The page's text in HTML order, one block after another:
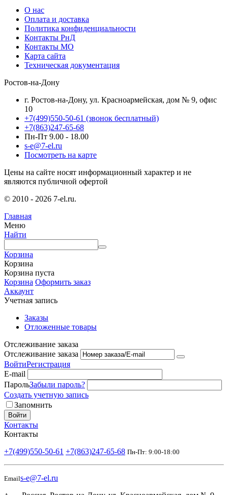
О нас
Оплата и доставка
Политика конфиденциальности
Контакты РнД
Контакты МО
Карта сайта
Техническая документация
Ростов-на-Дону
г. Ростов-на-Дону, ул. Красноармейская, дом № 9, офис
10
+7(499)550-50-61 (звонок бесплатный)
+7(863)247-65-68
Пн-Пт 9.00 - 18.00
s-e@7-el.ru
Посмотреть на карте
Цены на сайте носят информационный характер и не
являются публичной офертой
© 2010 - 2026 7-el.ru.
Главная
Меню
Найти
Корзина
Корзина
Корзина пуста
Корзина Оформить заказ
Аккаунт
Учетная запись
Заказы
Отложенные товары
Отслеживание заказа
Отслеживание заказа
ВойтиРегистрация
E-mail
ПарольЗабыли пароль?
Создать учетную запись
Запомнить
Войти
Контакты
Контакты
+7(499)550-50-61 +7(863)247-65-68 Пн-Пт: 9:00-18:00
Emails-e@7-el.ru